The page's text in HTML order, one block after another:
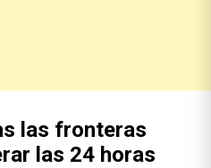
las fronteras
las 24 horas